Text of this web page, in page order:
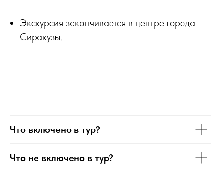
Экскурсия заканчивается в центре города
Сиракузы.
Что включено в тур?
Что не включено в тур?